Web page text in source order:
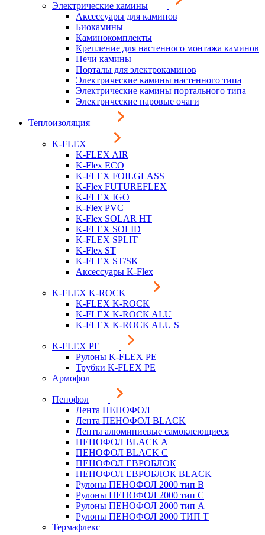
Электрические камины
Аксессуары для каминов
Биокамины
Каминокомплекты
Крепление для настенного монтажа каминов
Печи камины
Порталы для электрокаминов
Электрические камины настенного типа
Электрические камины портального типа
Электрические паровые очаги
Теплоизоляция
K-FLEX
K-FLEX AIR
K-Flex ECO
K-FLEX FOILGLASS
K-Flex FUTUREFLEX
K-FLEX IGO
K-Flex PVC
K-Flex SOLAR HT
K-FLEX SOLID
K-FLEX SPLIT
K-Flex ST
K-FLEX ST/SK
Аксессуары K-Flex
K-FLEX K-ROCK
K-FLEX K-ROCK
K-FLEX K-ROCK ALU
K-FLEX K-ROCK ALU S
K-FLEX PE
Рулоны K-FLEX PE
Трубки K-FLEX PE
Армофол
Пенофол
Лента ПЕНОФОЛ
Лента ПЕНОФОЛ BLACK
Ленты алюминиевые самоклеющиеся
ПЕНОФОЛ BLACK A
ПЕНОФОЛ BLACK С
ПЕНОФОЛ ЕВРОБЛОК
ПЕНОФОЛ ЕВРОБЛОК BLACK
Рулоны ПЕНОФОЛ 2000 тип B
Рулоны ПЕНОФОЛ 2000 тип C
Рулоны ПЕНОФОЛ 2000 тип А
Рулоны ПЕНОФОЛ 2000 ТИП Т
Термафлекс